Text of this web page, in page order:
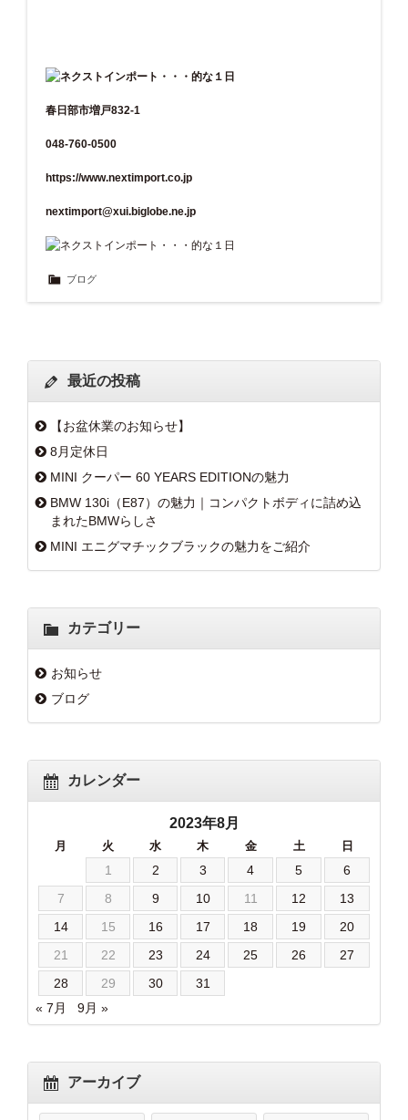
春日部市増戸832-1
048-760-0500
https://www.nextimport.co.jp
nextimport@xui.biglobe.ne.jp
ブログ
最近の投稿
【お盆休業のお知らせ】
8月定休日
MINI クーパー 60 YEARS EDITIONの魅力
BMW 130i（E87）の魅力｜コンパクトボディに詰め込
まれたBMWらしさ
MINI エニグマチックブラックの魅力をご紹介
カテゴリー
お知らせ
ブログ
カレンダー
2023年8月
月 火 水 木 金 土 日
1 2 3 4 5
6
7
8 9 10 11 12
13
14
15 16 17 18 19
20
21
22 23 24 25 26
27
28
29 30
31
« 7月
9月 »
アーカイブ